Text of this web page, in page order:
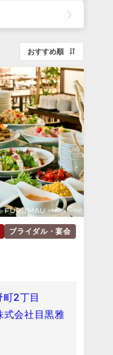
おすすめ順
ブライダル・宴会
2丁目
会社目黒雅